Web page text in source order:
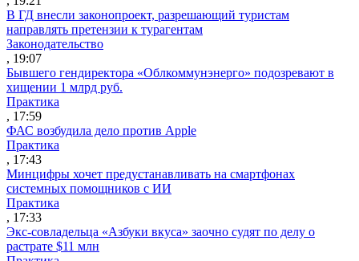
В ГД внесли законопроект, разрешающий туристам
направлять претензии к турагентам
Законодательство
, 19:07
Бывшего гендиректора «Облкоммунэнерго» подозревают в
хищении 1 млрд руб.
Практика
, 17:59
ФАС возбудила дело против Apple
Практика
, 17:43
Минцифры хочет предустанавливать на смартфонах
системных помощников с ИИ
Практика
, 17:33
Экс-совладельца «Азбуки вкуса» заочно судят по делу о
растрате $11 млн